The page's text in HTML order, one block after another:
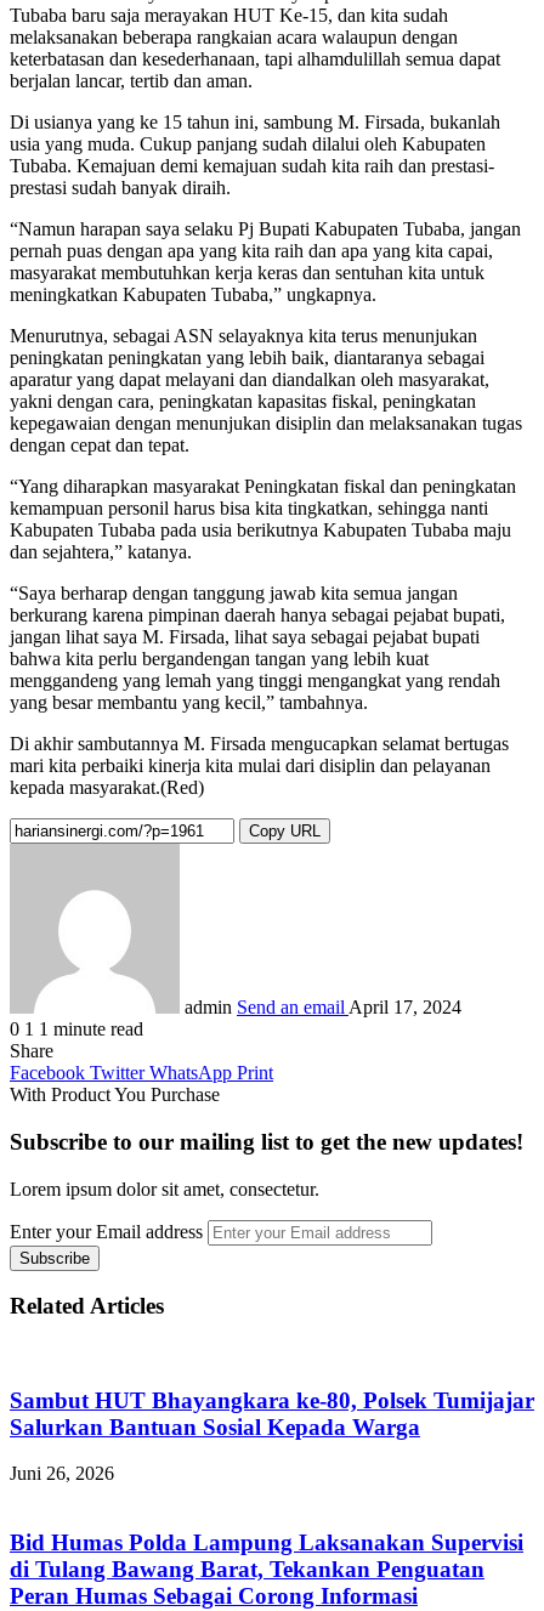
Tubaba baru saja merayakan HUT Ke-15, dan kita sudah
melaksanakan beberapa rangkaian acara walaupun dengan
keterbatasan dan kesederhanaan, tapi alhamdulillah semua dapat
berjalan lancar, tertib dan aman.
Di usianya yang ke 15 tahun ini, sambung M. Firsada, bukanlah
usia yang muda. Cukup panjang sudah dilalui oleh Kabupaten
Tubaba. Kemajuan demi kemajuan sudah kita raih dan prestasi-
prestasi sudah banyak diraih.
“Namun harapan saya selaku Pj Bupati Kabupaten Tubaba, jangan
pernah puas dengan apa yang kita raih dan apa yang kita capai,
masyarakat membutuhkan kerja keras dan sentuhan kita untuk
meningkatkan Kabupaten Tubaba,” ungkapnya.
Menurutnya, sebagai ASN selayaknya kita terus menunjukan
peningkatan peningkatan yang lebih baik, diantaranya sebagai
aparatur yang dapat melayani dan diandalkan oleh masyarakat,
yakni dengan cara, peningkatan kapasitas fiskal, peningkatan
kepegawaian dengan menunjukan disiplin dan melaksanakan tugas
dengan cepat dan tepat.
“Yang diharapkan masyarakat Peningkatan fiskal dan peningkatan
kemampuan personil harus bisa kita tingkatkan, sehingga nanti
Kabupaten Tubaba pada usia berikutnya Kabupaten Tubaba maju
dan sejahtera,” katanya.
“Saya berharap dengan tanggung jawab kita semua jangan
berkurang karena pimpinan daerah hanya sebagai pejabat bupati,
jangan lihat saya M. Firsada, lihat saya sebagai pejabat bupati
bahwa kita perlu bergandengan tangan yang lebih kuat
menggandeng yang lemah yang tinggi mengangkat yang rendah
yang besar membantu yang kecil,” tambahnya.
Di akhir sambutannya M. Firsada mengucapkan selamat bertugas
mari kita perbaiki kinerja kita mulai dari disiplin dan pelayanan
kepada masyarakat.(Red)
Copy URL
admin Send an email April 17, 2024
0 1 1 minute read
Share
Facebook Twitter WhatsApp Print
With Product You Purchase
Subscribe to our mailing list to get the new updates!
Lorem ipsum dolor sit amet, consectetur.
Enter your Email address
Related Articles
Sambut HUT Bhayangkara ke-80, Polsek Tumijajar
Salurkan Bantuan Sosial Kepada Warga
Juni 26, 2026
Bid Humas Polda Lampung Laksanakan Supervisi
di Tulang Bawang Barat, Tekankan Penguatan
Peran Humas Sebagai Corong Informasi